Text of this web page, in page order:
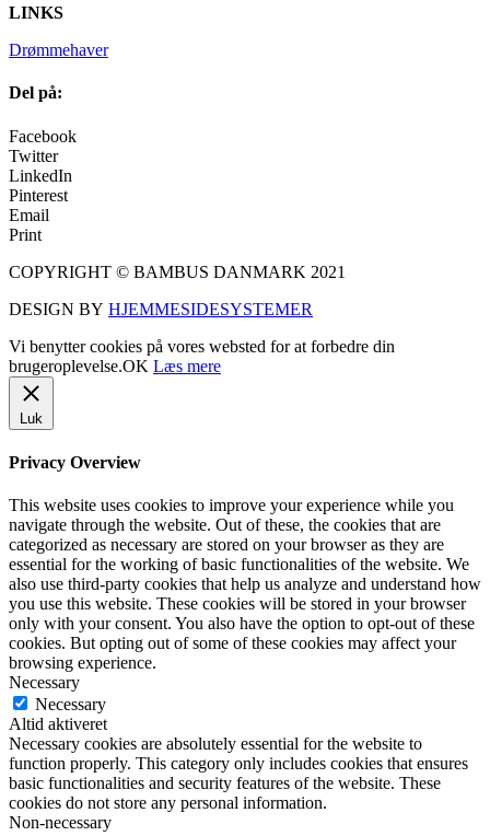
LINKS
Drømmehaver
Del på:
Facebook
Twitter
LinkedIn
Pinterest
Email
Print
COPYRIGHT © BAMBUS DANMARK 2021
DESIGN BY HJEMMESIDESYSTEMER
Vi benytter cookies på vores websted for at forbedre din
brugeroplevelse.OK Læs mere
Luk
Privacy Overview
This website uses cookies to improve your experience while you
navigate through the website. Out of these, the cookies that are
categorized as necessary are stored on your browser as they are
essential for the working of basic functionalities of the website. We
also use third-party cookies that help us analyze and understand how
you use this website. These cookies will be stored in your browser
only with your consent. You also have the option to opt-out of these
cookies. But opting out of some of these cookies may affect your
browsing experience.
Necessary
Necessary
Altid aktiveret
Necessary cookies are absolutely essential for the website to
function properly. This category only includes cookies that ensures
basic functionalities and security features of the website. These
cookies do not store any personal information.
Non-necessary